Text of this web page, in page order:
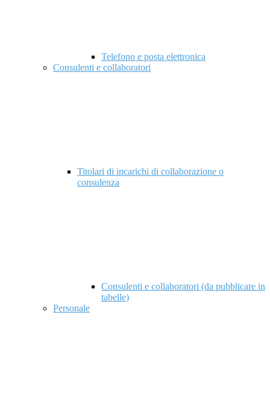
Telefono e posta elettronica
Consulenti e collaboratori
Titolari di incarichi di collaborazione o
consulenza
Consulenti e collaboratori (da pubblicare in
tabelle)
Personale